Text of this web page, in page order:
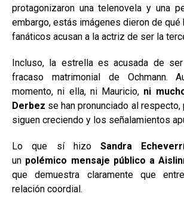
protagonizaron una telenovela y una
embargo, estás imágenes dieron de qué
fanáticos acusan a la actriz de ser la
Incluso, la estrella es acusada de
fracaso matrimonial de Ochmann.
momento, ni ella, ni Mauricio, ni
Derbez se han pronunciado al
siguen creciendo y los señalamientos
Lo que sí hizoSandra
un polémico mensaje público a
que demuestra claramente que
relación coordial.